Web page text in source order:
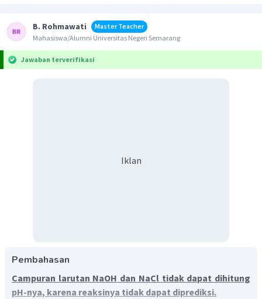
B. Rohmawati
Master Teacher
Mahasiswa/Alumni Universitas Negeri Semarang
Jawaban terverifikasi
Iklan
Pembahasan
Campuran larutan NaOH dan NaCl tidak dapat dihitung
pH-nya, karena reaksinya tidak dapat diprediksi.